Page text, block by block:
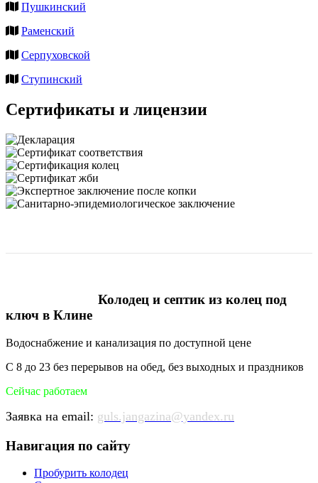
Пушкинский
Раменский
Серпуховской
Ступинский
Сертификаты и лицензии
Колодец и септик из колец под
ключ в Клине
Водоснабжение и канализация по доступной цене
С 8 до 23 без перерывов на обед, без выходных и праздников
Сейчас работаем
Заявка на email: guls.jangazina@yandex.ru
Навигация по сайту
Пробурить колодец